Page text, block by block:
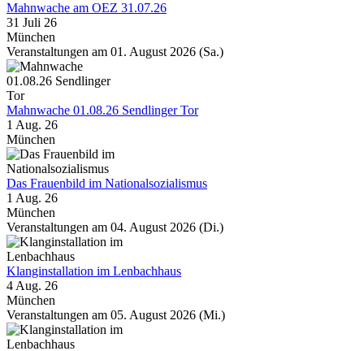
Mahnwache am OEZ 31.07.26
31 Juli 26
München
Veranstaltungen am 01. August 2026 (Sa.)
Mahnwache 01.08.26 Sendlinger Tor
1 Aug. 26
München
Das Frauenbild im Nationalsozialismus
1 Aug. 26
München
Veranstaltungen am 04. August 2026 (Di.)
Klanginstallation im Lenbachhaus
4 Aug. 26
München
Veranstaltungen am 05. August 2026 (Mi.)